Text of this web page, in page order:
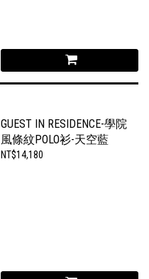
GUEST IN RESIDENCE-學院
風條紋POLO衫-天空藍
NT$14,180